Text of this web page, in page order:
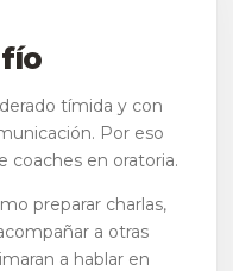
tímida y con
Por eso
coaches en oratoria.
preparar charlas,
a otras
a hablar en